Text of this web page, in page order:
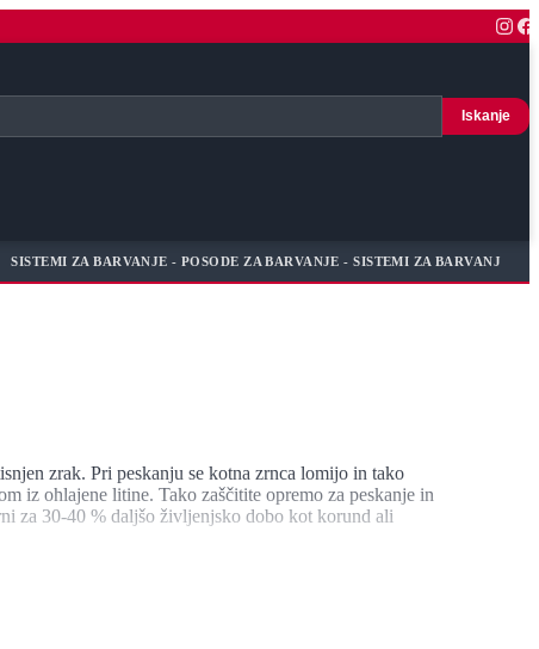
Iskanje
SISTEMI ZA BARVANJE - POSODE ZA BARVANJE - SISTEMI ZA BARVANJE
zrak. Pri peskanju se kotna zrnca lomijo in tako
iz ohlajene litine. Tako zaščitite opremo za peskanje in
za 30-40 % daljšo življenjsko dobo kot korund ali